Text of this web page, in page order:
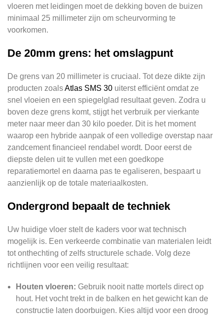
vloeren met leidingen moet de dekking boven de buizen
minimaal 25 millimeter zijn om scheurvorming te
voorkomen.
De 20mm grens: het omslagpunt
De grens van 20 millimeter is cruciaal. Tot deze dikte zijn
producten zoalsAtlas SMS 30 uiterst efficiënt omdat ze
snel vloeien en een spiegelglad resultaat geven. Zodra u
boven deze grens komt, stijgt het verbruik per vierkante
meter naar meer dan 30 kilo poeder. Dit is het moment
waarop een hybride aanpak of een volledige overstap naar
zandcement financieel rendabel wordt. Door eerst de
diepste delen uit te vullen met een goedkope
reparatiemortel en daarna pas te egaliseren, bespaart u
aanzienlijk op de totale materiaalkosten.
Ondergrond bepaalt de techniek
Uw huidige vloer stelt de kaders voor wat technisch
mogelijk is. Een verkeerde combinatie van materialen leidt
tot onthechting of zelfs structurele schade. Volg deze
richtlijnen voor een veilig resultaat:
Houten vloeren: Gebruik nooit natte mortels direct op
hout. Het vocht trekt in de balken en het gewicht kan de
constructie laten doorbuigen. Kies altijd voor een droog